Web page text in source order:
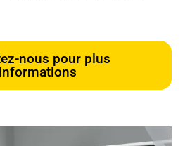
nous pour plus